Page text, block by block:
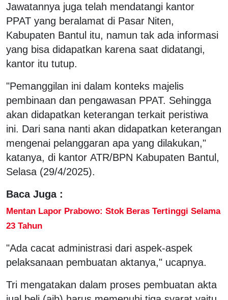
Jawatannya juga telah mendatangi kantor
PPAT yang beralamat di Pasar Niten,
Kabupaten Bantul itu, namun tak ada informasi
yang bisa didapatkan karena saat didatangi,
kantor itu tutup.
"Pemanggilan ini dalam konteks majelis
pembinaan dan pengawasan PPAT. Sehingga
akan didapatkan keterangan terkait peristiwa
ini. Dari sana nanti akan didapatkan keterangan
mengenai pelanggaran apa yang dilakukan,"
katanya, di kantor ATR/BPN Kabupaten Bantul,
Selasa (29/4/2025).
Baca Juga :
Mentan Lapor Prabowo: Stok Beras Tertinggi Selama
23 Tahun
"Ada cacat administrasi dari aspek-aspek
pelaksanaan pembuatan aktanya," ucapnya.
Tri mengatakan dalam proses pembuatan akta